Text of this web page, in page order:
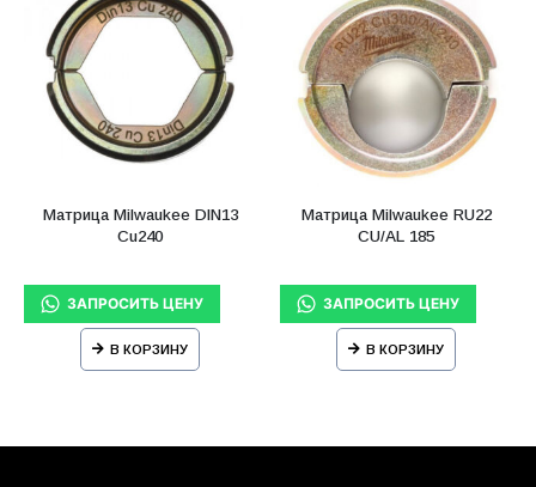
Матрица Milwaukee DIN13
Cu240
В КОРЗИНУ
Матрица Milwaukee RU22
CU/AL 185
В КОРЗИНУ